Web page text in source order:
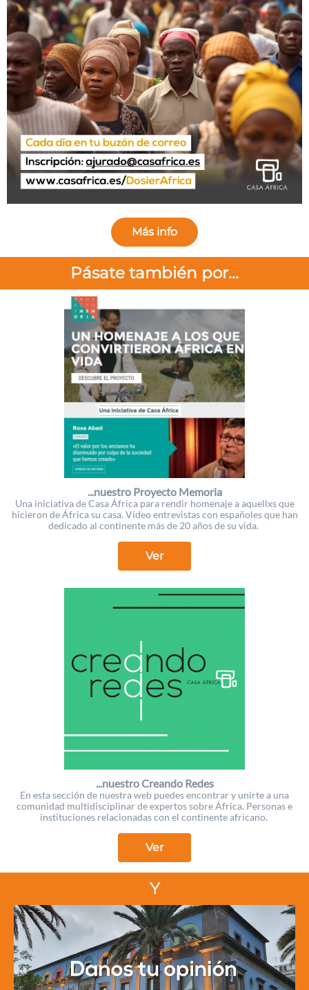
Más info
Pásate también por...
...nuestro Proyecto Memoria
Una iniciativa de Casa África para rendir homenaje a aquellxs que
hicieron de África su casa. Vídeo entrevistas con españoles que han
dedicado al continente más de 20 años de su vida.
Ver
...nuestro Creando Redes
En esta sección de nuestra web puedes encontrar y unirte a una
comunidad multidisciplinar de expertos sobre África. Personas e
instituciones relacionadas con el continente africano.
Ver
Y